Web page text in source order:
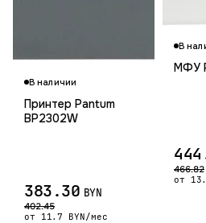
В наличии
Принтер Pantum
BP2302W
383.30 BYN
402.45
от 11.7 BYN/мес
В
МФУ
466.82
от